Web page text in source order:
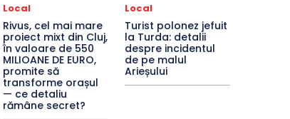
Local
Rivus, cel mai mare
proiect mixt din Cluj,
în valoare de 550
MILIOANE DE EURO,
promite să
transforme orașul
— ce detaliu
rămâne secret?
Local
Turist polonez jefuit
la Turda: detalii
despre incidentul
de pe malul
Arieșului